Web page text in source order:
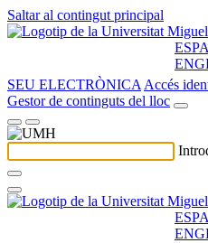
Saltar al contingut principal
SEU ELECTRÒNICA Accés
Gestor de continguts del lloc